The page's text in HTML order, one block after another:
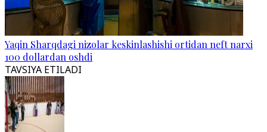
Yaqin Sharqdagi nizolar keskinlashishi ortidan neft narxi
100 dollardan oshdi
TAVSIYA ETILADI